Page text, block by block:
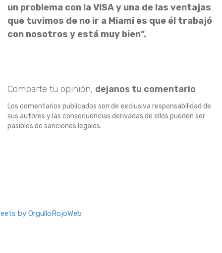
un problema con la VISA y una de las ventajas
que tuvimos de no ir a Miami es que él trabajó
con nosotros y está muy bien".
Comparte tu opinión, dejanos tu comentario
Los comentarios publicados son de exclusiva responsabilidad de
sus autores y las consecuencias derivadas de ellos pueden ser
pasibles de sanciones legales.
by OrgulloRojoWeb